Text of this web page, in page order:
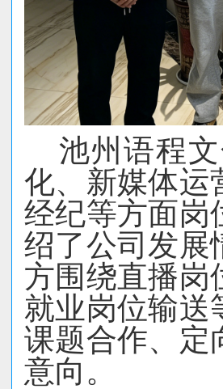
池州语程
化、新媒体运
经纪等方面岗
绍了公司发展
方围绕直播岗
就业岗位输送
课题合作、定
意向。